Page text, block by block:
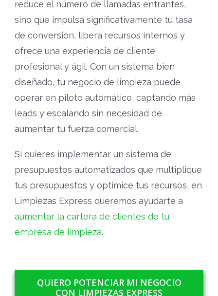
reduce el número de llamadas entrantes,
sino que impulsa significativamente tu tasa
de conversión, libera recursos internos y
ofrece una experiencia de cliente
profesional y ágil. Con un sistema bien
diseñado, tu negocio de limpieza puede
operar en piloto automático, captando más
leads y escalando sin necesidad de
aumentar tu fuerza comercial.
Si quieres implementar un sistema de
presupuestos automatizados que multiplique
tus presupuestos y optimice tus recursos, en
Limpiezas Express queremos ayudarte a
aumentar la cartera de clientes de tu
empresa de limpieza.
QUIERO POTENCIAR MI NEGOCIO
CON LIMPIEZAS EXPRESS